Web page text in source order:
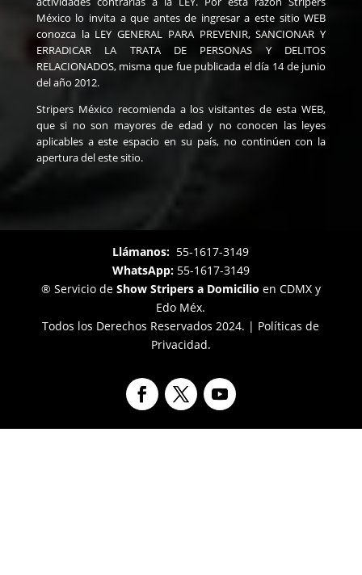
México lo invita a que antes de ingresar a este sitio WEB
conozca la LEY GENERAL PARA PREVENIR, SANCIONAR Y
ERRADICAR LA TRATA DE PERSONAS Y DELITOS
RELACIONADOS, misma que fue publicada el día 14 de junio
del año 2012.
Stripers México recomienda a los visitantes de esta WEB,
que si no son mayores de edad y no conocen las leyes
aplicables a este espacio en su país, no continúen con la
apertura del este sitio.
Llámanos: 55-1617-3149
WhatsApp:55-1617-3149
® Servicio de Show Stripers a Domicilio en CDMX y
Edo Méx.
Todos los Derechos Reservados 2024. | Políticas de
Privacidad.